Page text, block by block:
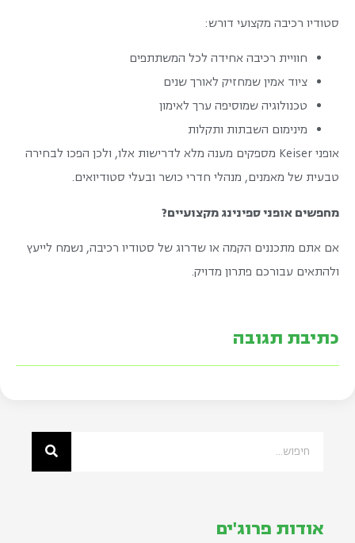
סטודיו רכיבה מקצועי דורש:
חוויית רכיבה אחידה לכל המשתתפים
ציוד אמין שמחזיק לאורך שנים
טכנולוגיה שמוסיפה ערך לאימון
מינימום השבתות ותקלות
אופני Keiser מספקים מענה מלא לדרישות אלו, ולכן הפכו לבחירה
טבעית של מאמנים, מנהלי חדרי כושר ובעלי סטודיואים.
מחפשים אופני ספינינג מקצועיים?
אם אתם מתכננים הקמה או שדרוג של סטודיו רכיבה, נשמח לייעץ
ולהתאים עבורכם פתרון מדויק.
כתיבת תגובה
אודות פרוג'ים